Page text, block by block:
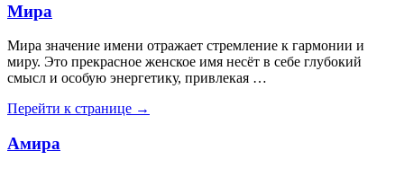
Мира
Мира значение имени отражает стремление к гармонии и
миру. Это прекрасное женское имя несёт в себе глубокий
смысл и особую энергетику, привлекая …
Перейти к странице →
Амира